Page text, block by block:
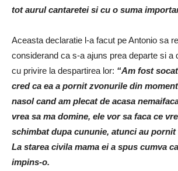
tot aurul cantaretei si cu o suma
Aceasta declaratie l-a facut pe Antonio sa
considerand ca s-a ajuns prea departe si a
cu privire la despartirea lor: “Am fost
cred ca ea a pornit zvonurile din
nasol cand am plecat de acasa
vrea sa ma domine, ele vor sa faca ce
schimbat dupa cununie, atunci au
La starea civila mama ei a spus cumva
impins-o.